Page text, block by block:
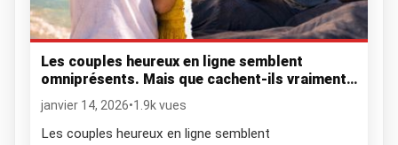
Les couples heureux en ligne semblent
omniprésents. Mais que cachent-ils vraiment
?janvier 14, 2026•1.9k vues
Les couples heureux en ligne semblent